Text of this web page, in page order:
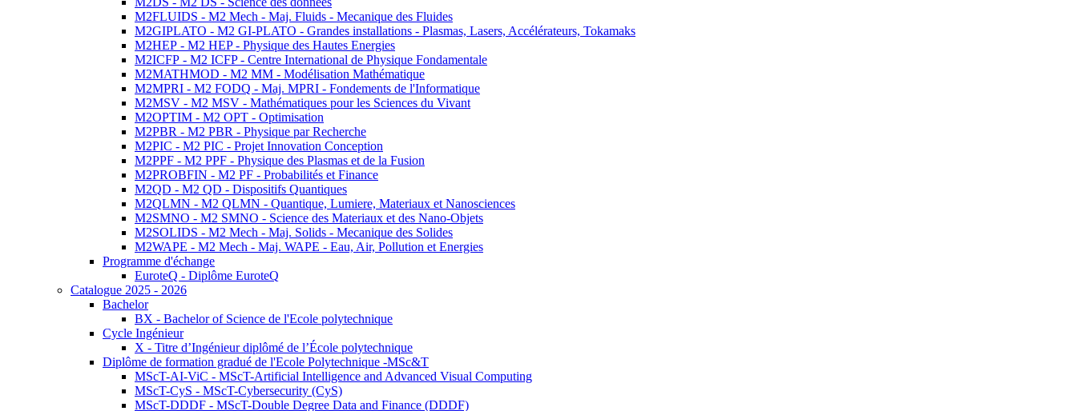
M2FLUIDS - M2 Mech - Maj. Fluids - Mecanique des Fluides
M2GIPLATO - M2 GI-PLATO - Grandes installations - Plasmas, Lasers, Accélérateurs, Tokamaks
M2HEP - M2 HEP - Physique des Hautes Energies
M2ICFP - M2 ICFP - Centre International de Physique Fondamentale
M2MATHMOD - M2 MM - Modélisation Mathématique
M2MPRI - M2 FODQ - Maj. MPRI - Fondements de l'Informatique
M2MSV - M2 MSV - Mathématiques pour les Sciences du Vivant
M2OPTIM - M2 OPT - Optimisation
M2PBR - M2 PBR - Physique par Recherche
M2PIC - M2 PIC - Projet Innovation Conception
M2PPF - M2 PPF - Physique des Plasmas et de la Fusion
M2PROBFIN - M2 PF - Probabilités et Finance
M2QD - M2 QD - Dispositifs Quantiques
M2QLMN - M2 QLMN - Quantique, Lumiere, Materiaux et Nanosciences
M2SMNO - M2 SMNO - Science des Materiaux et des Nano-Objets
M2SOLIDS - M2 Mech - Maj. Solids - Mecanique des Solides
M2WAPE - M2 Mech - Maj. WAPE - Eau, Air, Pollution et Energies
Programme d'échange
EuroteQ - Diplôme EuroteQ
Catalogue 2025 - 2026
Bachelor
BX - Bachelor of Science de l'Ecole polytechnique
Cycle Ingénieur
X - Titre d’Ingénieur diplômé de l’École polytechnique
Diplôme de formation gradué de l'Ecole Polytechnique -MSc&T
MScT-AI-ViC - MScT-Artificial Intelligence and Advanced Visual Computing
MScT-CyS - MScT-Cybersecurity (CyS)
MScT-DDDF - MScT-Double Degree Data and Finance (DDDF)